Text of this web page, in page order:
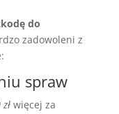
do
zadowoleni z
spraw
więcej za